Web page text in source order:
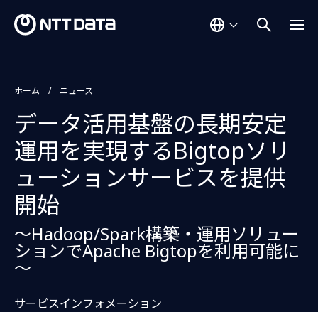
ホーム ニュース
データ活用基盤の長期安定
運用を実現するBigtopソリ
ューションサービスを提供
開始
～Hadoop/Spark構築・運用ソリュー
ションでApache Bigtopを利用可能に
～
サービスインフォメーション